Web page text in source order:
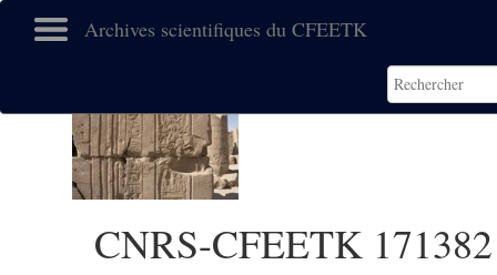
Archives scientifiques du CFEETK
CNRS-CFEETK 171382